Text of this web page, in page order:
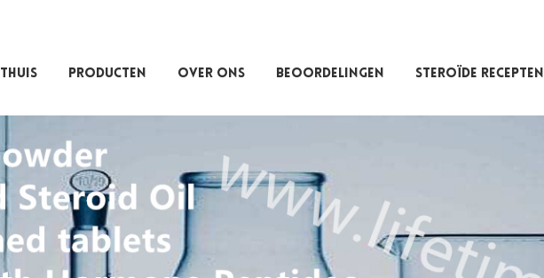
THUIS PRODUCTEN OVER ONS BEOORDELINGEN STEROÏDE RECEPTEN